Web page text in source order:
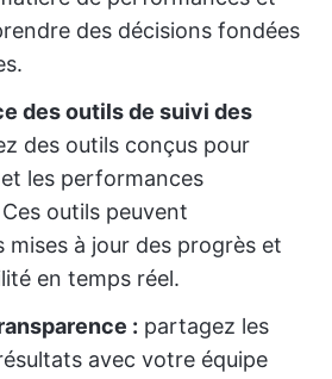
des décisions fondées
des outils de suivi des
des outils conçus pour
les performances
outils peuvent
mises à jour des progrès et
en temps réel.
: partagez les
avec votre équipe